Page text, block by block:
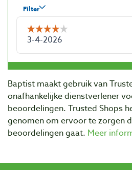
Baptist maakt gebruik van
onafhankelijke dienstverlener
beoordelingen. Trusted Shops
genomen om ervoor te zorgen
beoordelingen gaat. Meer